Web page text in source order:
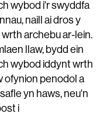
wybod i'r swyddfa
naill ai dros y
archebu ar-lein.
llaw, bydd ein
wybod iddynt wrth
ofynion penodol a
yn haws, neu'n
i